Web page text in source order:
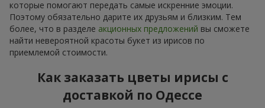
которые помогают передать самые искренние эмоции.
Поэтому обязательно дарите их друзьям и близким. Тем
более, что в разделе акционных предложений вы сможете
найти невероятной красоты букет из ирисов по
приемлемой стоимости.
Как заказать цветы ирисы с
доставкой по Одессе